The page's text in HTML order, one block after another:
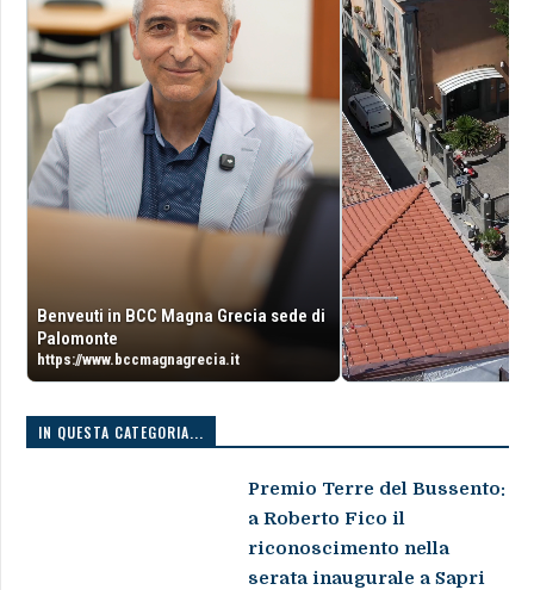
Benveuti in BCC Magna Grecia sede di
Palomonte
https://www.bccmagnagrecia.it
IN QUESTA CATEGORIA...
Premio Terre del Bussento:
a Roberto Fico il
riconoscimento nella
serata inaugurale a Sapri